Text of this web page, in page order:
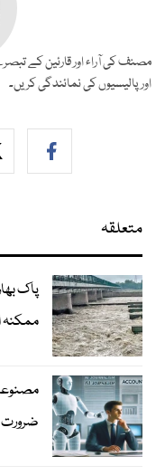
مصنف کی آراء اور قارئین کے
اور پالیسیوں کی نمائندگی کریں۔
متعلقہ
پاک
ممکنہ
ضرورت